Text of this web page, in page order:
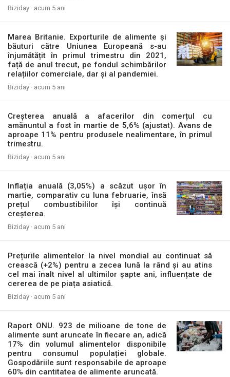
Biziday · acum 5 ani
Marea Britanie. Exporturile de alimente și
băuturi către Uniunea Europeană s-au
înjumătățit în primul trimestru din 2021,
față de anul trecut, pe fondul schimbărilor
relațiilor comerciale, dar și al pandemiei.
Biziday · acum 5 ani
Creșterea anuală a afacerilor din comerțul cu
amănuntul a fost în martie de 5,6% (ajustat). Avans de
aproape 11% pentru produsele nealimentare, în primul
trimestru.
Biziday · acum 5 ani
Inflația anuală (3,05%) a scăzut ușor în
martie, comparativ cu luna februarie, însă
prețul combustibililor își continuă
creșterea.
Biziday · acum 5 ani
Prețurile alimentelor la nivel mondial au continuat să
crească (+2%) pentru a zecea lună la rând și au atins
cel mai înalt nivel al ultimilor șapte ani, influențate de
cererea de pe piața asiatică.
Biziday · acum 5 ani
Raport ONU. 923 de milioane de tone de
alimente sunt aruncate în fiecare an, adică
17% din volumul alimentelor disponibile
pentru consumul populației globale.
Gospodăriile sunt responsabile de aproape
60% din cantitatea de alimente aruncată.